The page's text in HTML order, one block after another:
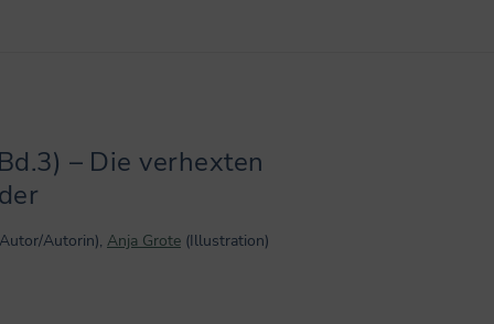
– Die verhexten
Autorin), Anja Grote (Illustration)